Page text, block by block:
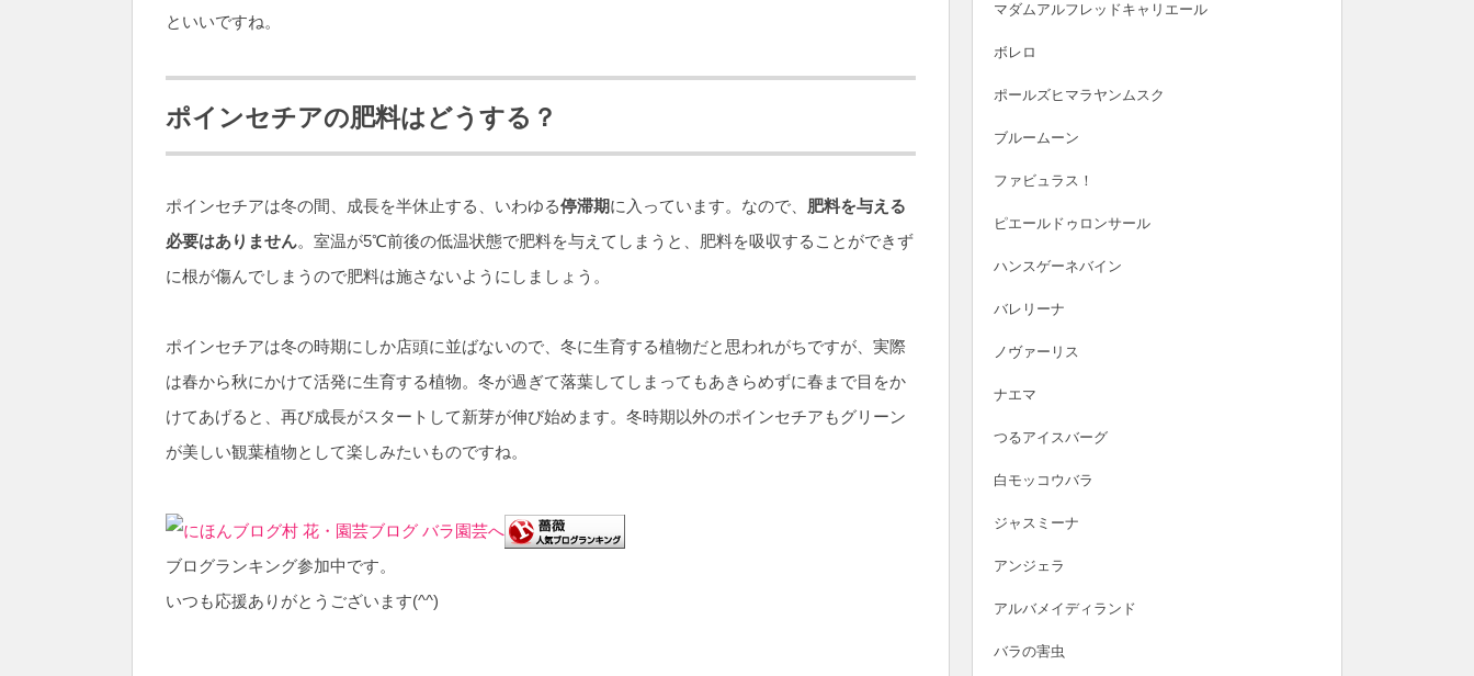
といいですね。
ポインセチアの肥料はどうする？
ポインセチアは冬の間、成長を半休止する、いわゆる停滞期に入っています。なので、 肥料を与える
必要はありません。室温が5℃前後の低温状態で肥料を与えてしまうと、肥料を吸収することができず
に根が傷んでしまうので肥料は施さないようにしましょう。
ポインセチアは冬の時期にしか店頭に並ばないので、冬に生育する植物だと思われがちですが、実際
は春から秋にかけて活発に生育する植物。冬が過ぎて落葉してしまってもあきらめずに春まで目をか
けてあげると、再び成長がスタートして新芽が伸び始めます。冬時期以外のポインセチアもグリーン
が美しい観葉植物として楽しみたいものですね。
ブログランキング参加中です。
いつも応援ありがとうございます(^^)
マダムアルフレッドキャリエール
ボレロ
ポールズヒマラヤンムスク
ブルームーン
ファビュラス！
ピエールドゥロンサール
ハンスゲーネバイン
バレリーナ
ノヴァーリス
ナエマ
つるアイスバーグ
白モッコウバラ
ジャスミーナ
アンジェラ
アルバメイディランド
バラの害虫